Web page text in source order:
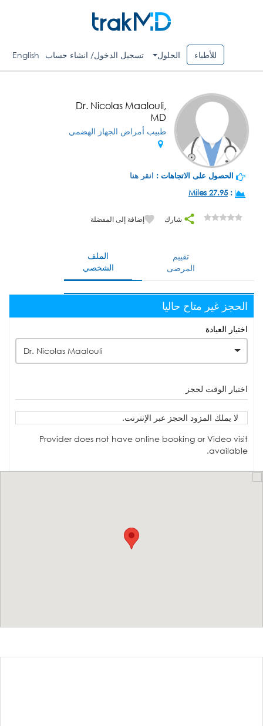
للأطباء الحلول تسجيل الدخول/ انشاء حساب English
Dr. Nicolas Maalouli,
MD
طبيب أمراض الجهاز الهضمي
الحصول على الاتجاهات : انقر هنا
:
27.95 Miles
شارك إضافة إلى المفضلة
الملف
الشخصي
تقييم
المرضى
الحجز غير متاح حاليا
اختيار العيادة
Dr. Nicolas Maalouli
اختيار الوقت لحجز
لا يملك المزود الحجز عبر الإنترنت.
Provider does not have online booking or Video visit
available.